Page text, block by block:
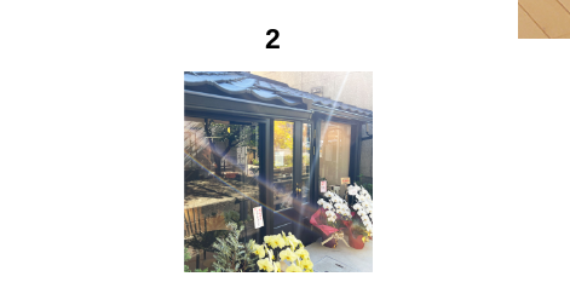
2